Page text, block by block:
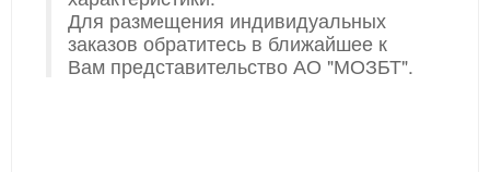
Для размещения индивидуальных
заказов обратитесь в ближайшее к
Вам представительство АО "МОЗБТ".